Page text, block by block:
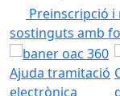
Preinscripció i
sostinguts amb
Ajuda tramitació
electrònica